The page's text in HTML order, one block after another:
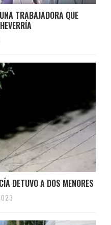
TRABAJADORA QUE
DETUVO A DOS MENORES